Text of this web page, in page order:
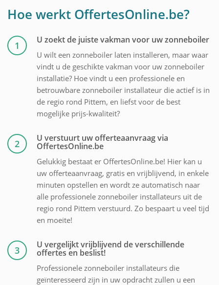
Hoe werkt OffertesOnline.be?
1 U zoekt de juiste vakman voor uw zonneboiler
U wilt een zonneboiler laten installeren, maar waar
vindt u de geschikte vakman voor uw zonneboiler
installatie? Hoe vindt u een professionele en
betrouwbare zonneboiler installateur die actief is in
de regio rond Pittem, en liefst voor de best
mogelijke prijs-kwaliteit?
2 U verstuurt uw offerteaanvraag via
OffertesOnline.be
Gelukkig bestaat er OffertesOnline.be! Hier kan u
uw offerteaanvraag, gratis en vrijblijvend, in enkele
minuten opstellen en wordt ze automatisch naar
alle professionele zonneboiler installateurs uit de
regio rond Pittem verstuurd. Zo bespaart u veel tijd
en moeite!
3 U vergelijkt vrijblijvend de verschillende
offertes en beslist!
Professionele zonneboiler installateurs die
geïnteresseerd zijn in uw opdracht zullen u een